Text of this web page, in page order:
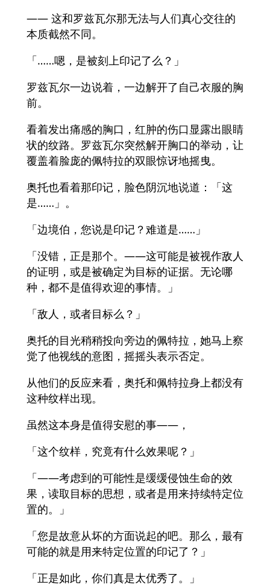
—— 这和罗兹瓦尔那无法与人们真心交往的
本质截然不同。
「……嗯，是被刻上印记了么？」
罗兹瓦尔一边说着，一边解开了自己衣服的胸
前。
看着发出痛感的胸口，红肿的伤口显露出眼睛
状的纹路。罗兹瓦尔突然解开胸口的举动，让
覆盖着脸庞的佩特拉的双眼惊讶地摇曳。
奥托也看着那印记，脸色阴沉地说道：「这
是……」。
「边境伯，您说是印记？难道是……」
「没错，正是那个。——这可能是被视作敌人
的证明，或是被确定为目标的证据。无论哪
种，都不是值得欢迎的事情。」
「敌人，或者目标么？」
奥托的目光稍稍投向旁边的佩特拉，她马上察
觉了他视线的意图，摇摇头表示否定。
从他们的反应来看，奥托和佩特拉身上都没有
这种纹样出现。
虽然这本身是值得安慰的事——，
「这个纹样，究竟有什么效果呢？」
「——考虑到的可能性是缓缓侵蚀生命的效
果，读取目标的思想，或者是用来持续特定位
置的。」
「您是故意从坏的方面说起的吧。那么，最有
可能的就是用来特定位置的印记了？」
「正是如此，你们真是太优秀了。」